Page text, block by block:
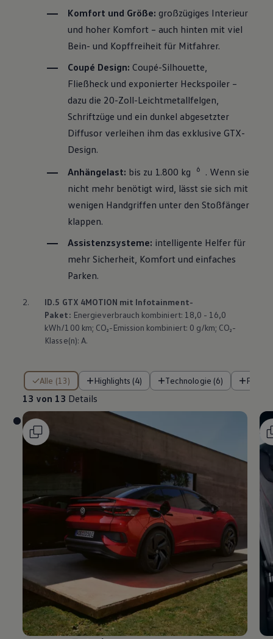
Komfort und Größe: großzügiges Interieur
und hoher Komfort – auch hinten mit viel
Bein- und Kopffreiheit für Mitfahrer.
Coupé Design:Coupé-Silhouette,
Fließheck und exponierter Heckspoiler –
dazu die 20-Zoll-Leichtmetallfelgen,
Schriftzüge und ein dunkel abgesetzter
Diffusor verleihen ihm das exklusive GTX-
Design.
Anhängelast: bis zu 1.800 kg 6
. Wenn sie
nicht mehr benötigt wird, lässt sie sich mit
wenigen Handgriffen unter den Stoßfänger
klappen.
Assistenzsysteme: intelligente Helfer für
mehr Sicherheit, Komfort und einfaches
Parken.
2. ID.5 GTX 4MOTION mit Infotainment-
Paket: Energieverbrauch kombiniert: 18,0 - 16,0
kWh/100 km; CO₂-Emission kombiniert: 0 g/km; CO₂-
Klasse(n): A.
Alle (13) Highlights (4) Technologie (6)
13 von 13 Details
13 von 13 Details